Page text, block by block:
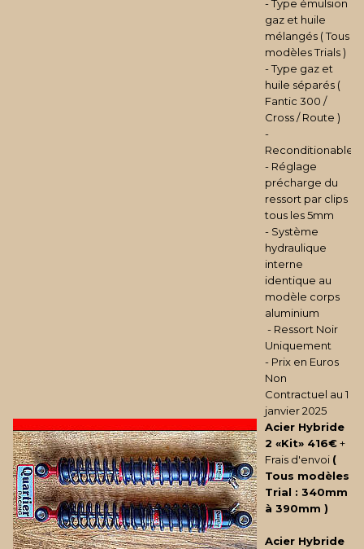
- Type émulsion
gaz et huile
mélangés ( Tous
modèles Trials )
- Type gaz et
huile séparés (
Fantic 300 /
Cross / Route )
-
Reconditionable
- Réglage
précharge du
ressort par clips
tous les 5mm
- Système
hydraulique
interne
identique au
modèle corps
aluminium
- Ressort Noir
Uniquement
- Prix en Euros
Non
Contractuel au 1
janvier 2025
Acier Hybride
2 «Kit» 416€+
Frais d'envoi (
Tous modèles
Trial : 340mm
à 390mm)
Acier Hybride